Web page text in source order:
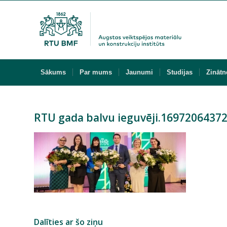
Sākums Par mums Jaunumi Studijas
RTU gada balvu
Dalīties ar šo ziņu